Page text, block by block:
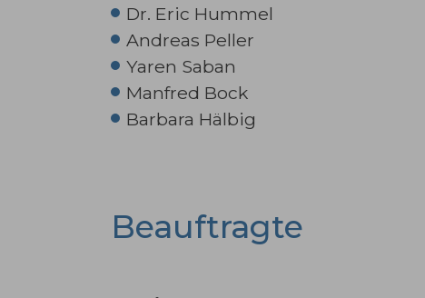
Dr. Eric Hummel
Andreas Peller
Yaren Saban
Manfred Bock
Barbara Hälbig
Beauftragte